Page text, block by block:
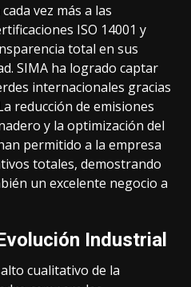
vez más a las
ISO 14001 y
total en sus
SIMA ha logrado captar
internacionales gracias
reducción de emisiones
y la optimización del
permitido a la empresa
totales, demostrando
un excelente negocio a
Industrial
cualitativo de la